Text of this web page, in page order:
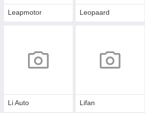
Leapmotor Leopaard
Li Auto Lifan